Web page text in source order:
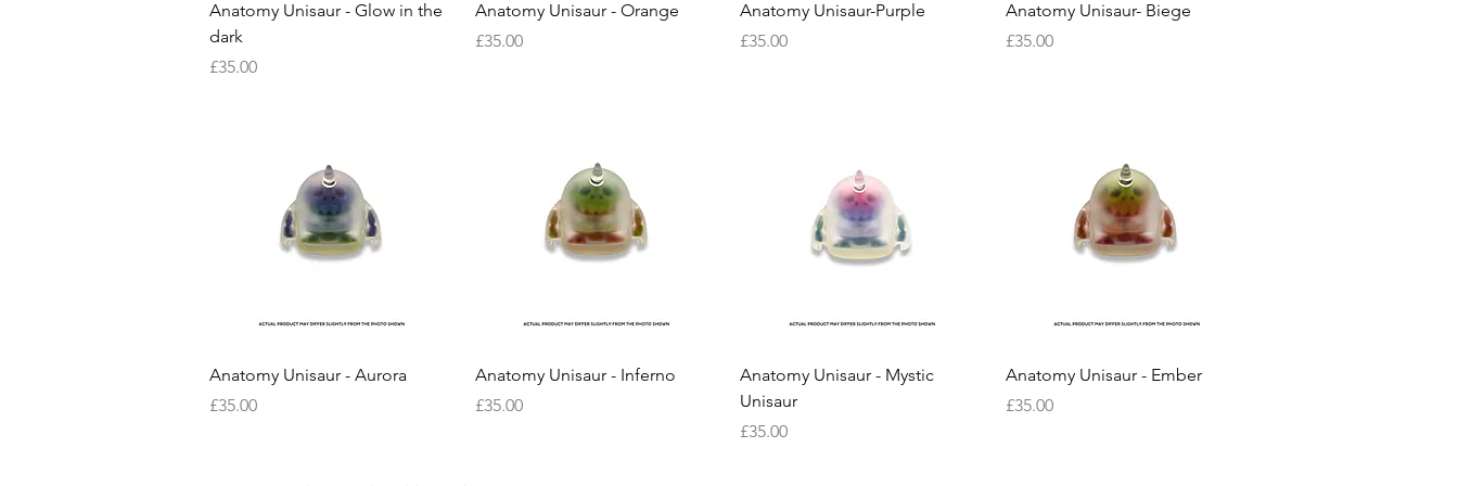
快速瀏覽
Anatomy Unisaur - Glow in the
dark
價格
£35.00
快速瀏覽
Anatomy Unisaur - Orange
價格
£35.00
快速瀏覽
Anatomy Unisaur-Purple
價格
£35.00
快速瀏覽
Anatomy Unisaur- Biege
價格
£35.00
快速瀏覽
Anatomy Unisaur - Aurora
價格
£35.00
快速瀏覽
Anatomy Unisaur - Inferno
價格
£35.00
快速瀏覽
Anatomy Unisaur - Mystic
Unisaur
價格
£35.00
快速瀏覽
Anatomy Unisaur - Ember
價格
£35.00